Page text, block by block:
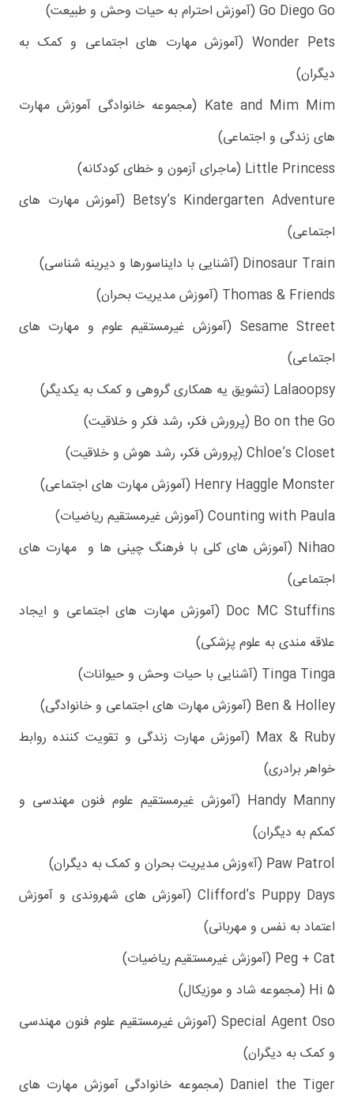
Go Diego Go (آموزش احترام به حیات وحش و طبیعت)
Wonder Pets (آموزش مهارت های اجتماعی و کمک به
دیگران)
Kate and Mim Mim (مجموعه خانوادگی آموزش مهارت
های زندگی و اجتماعی)
Little Princess (ماجرای آزمون و خطای کودکانه)
Betsy’s Kindergarten Adventure (آموزش مهارت های
اجتماعی)
Dinosaur Train (آشنایی با دایناسورها و دیرینه شناسی)
Thomas & Friends (آموزش مدیریت بحران)
Sesame Street (آموزش غیرمستقیم علوم و مهارت های
اجتماعی)
Lalaoopsy (تشویق یه همکاری گروهی و کمک به یکدیگر)
Bo on the Go (پرورش فکر، رشد فکر و خلاقیت)
Chloe’s Closet (پرورش فکر، رشد هوش و خلاقیت)
Henry Haggle Monster (آموزش مهارت های اجتماعی)
Counting with Paula (آموزش غیرمستقیم ریاضیات)
Nihao (آموزش های کلی با فرهنگ چینی ها و مهارت های
اجتماعی)
Doc MC Stuffins (آموزش مهارت های اجتماعی و ایجاد
علاقه مندی به علوم پزشکی)
Tinga Tinga (آشنایی با حیات وحش و حیوانات)
Ben & Holley (آموزش مهارت های اجتماعی و خانوادگی)
Max & Ruby (آموزش مهارت زندگی و تقویت کننده روابط
خواهر برادری)
Handy Manny (آموزش غیرمستقیم علوم فنون مهندسی و
کمکم به دیگران)
Paw Patrol (آ»وزش مدیریت بحران و کمک به دیگران)
Clifford’s Puppy Days (آموزش های شهروندی و آموزش
اعتماد به نفس و مهربانی)
Peg + Cat (آموزش غیرمستقیم ریاضیات)
Hi 5 (مجموعه شاد و موزیکال)
Special Agent Oso (آموزش غیرمستقیم علوم فنون مهندسی
و کمک به دیگران)
Daniel the Tiger (مجموعه خانوادگی آموزش مهارت های